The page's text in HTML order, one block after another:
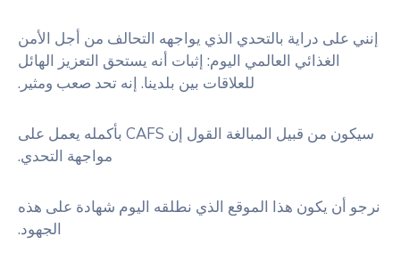
إنني على دراية بالتحدي الذي يواجهه التحالف من أجل الأمن
الغذائي العالمي اليوم: إثبات أنه يستحق التعزيز الهائل
للعلاقات بين بلدينا. إنه تحد صعب ومثير.
سيكون من قبيل المبالغة القول إن CAFS بأكمله يعمل على
مواجهة التحدي.
نرجو أن يكون هذا الموقع الذي نطلقه اليوم شهادة على هذه
الجهود.